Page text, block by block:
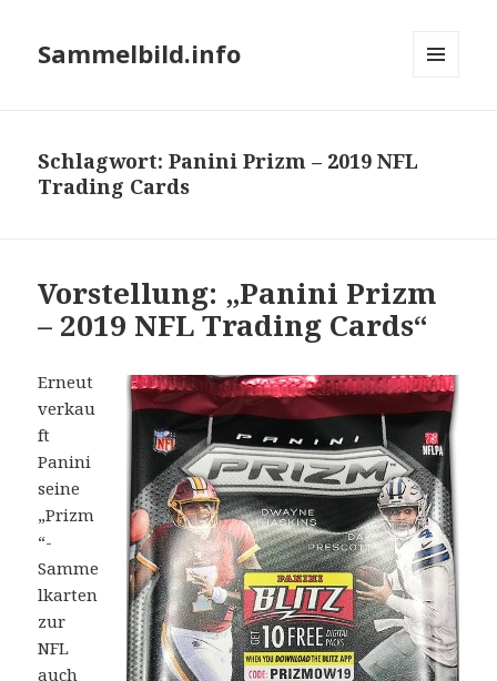
Sammelbild.info
Schlagwort:Panini Prizm – 2019 NFL
Trading Cards
Vorstellung: „Panini Prizm
– 2019 NFL Trading Cards“
Erneut
verkau
ft
Panini
seine
„Prizm
“-
Samme
lkarten
zur
NFL
auch